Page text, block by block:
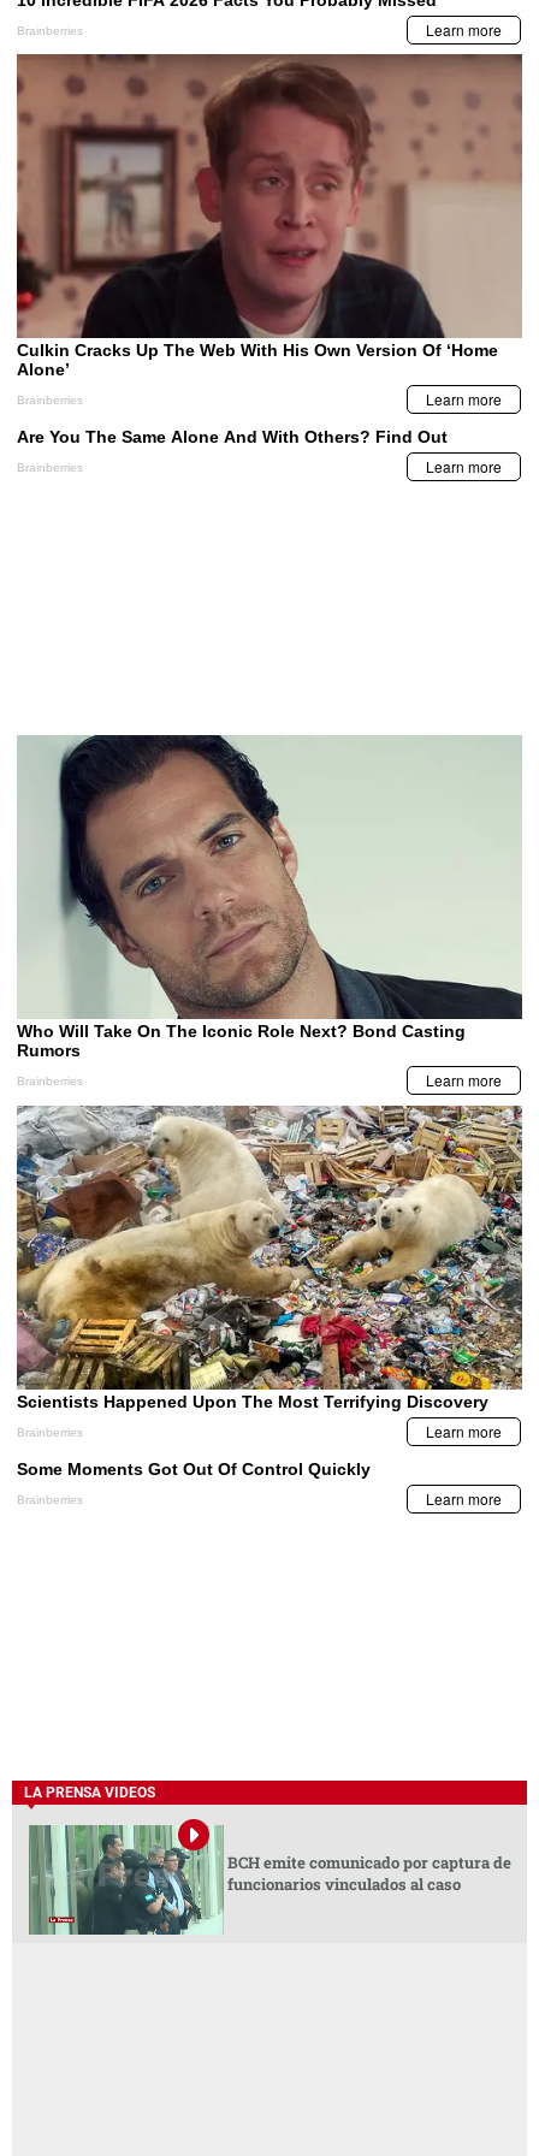
LA PRENSA VIDEOS
BCH emite comunicado por captura de
funcionarios vinculados al caso